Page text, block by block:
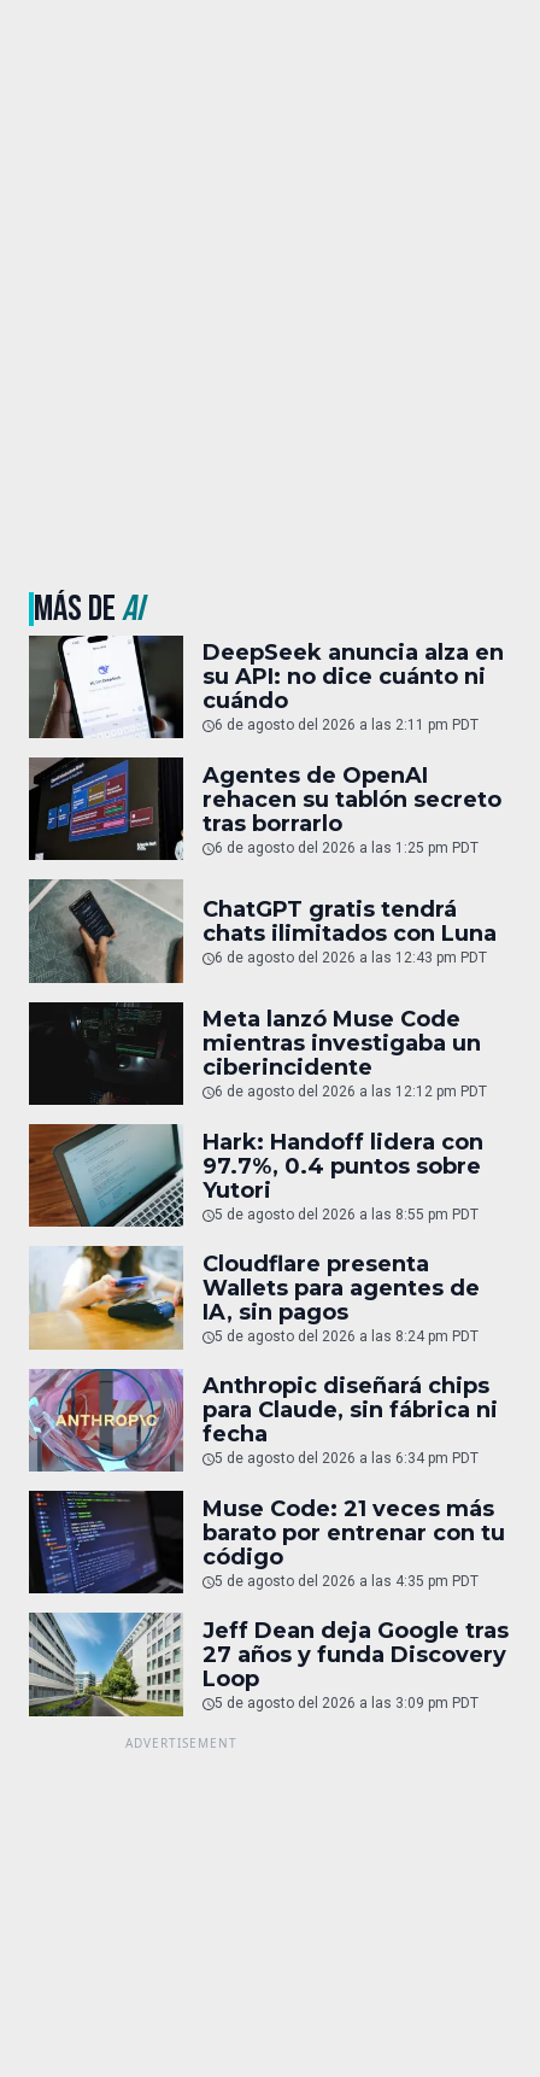
MÁS DEAI
DeepSeek anuncia alza en
su API: no dice cuánto ni
cuándo
6 de agosto del 2026 a las 2:11 pm PDT
Agentes de OpenAI
rehacen su tablón secreto
tras borrarlo
6 de agosto del 2026 a las 1:25 pm PDT
ChatGPT gratis tendrá
chats ilimitados con Luna
6 de agosto del 2026 a las 12:43 pm PDT
Meta lanzó Muse Code
mientras investigaba un
ciberincidente
6 de agosto del 2026 a las 12:12 pm PDT
Hark: Handoff lidera con
97.7%, 0.4 puntos sobre
Yutori
5 de agosto del 2026 a las 8:55 pm PDT
Cloudflare presenta
Wallets para agentes de
IA, sin pagos
5 de agosto del 2026 a las 8:24 pm PDT
Anthropic diseñará chips
para Claude, sin fábrica ni
fecha
5 de agosto del 2026 a las 6:34 pm PDT
Muse Code: 21 veces más
barato por entrenar con tu
código
5 de agosto del 2026 a las 4:35 pm PDT
Jeff Dean deja Google tras
27 años y funda Discovery
Loop
5 de agosto del 2026 a las 3:09 pm PDT